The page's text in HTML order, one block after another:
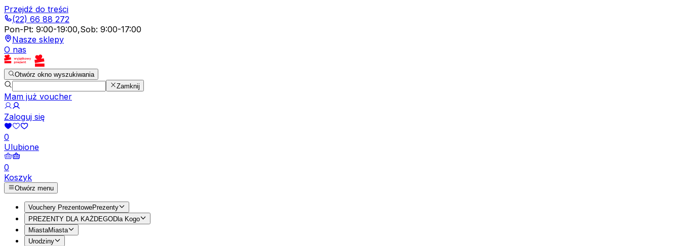
Przejdź do treści
(22) 66 88 272
Pon-Pt: 9:00-19:00,Sob: 9:00-17:00
Nasze sklepy
O nas
Otwórz okno wyszukiwania
Zamknij
Mam już voucher
Zaloguj się
0
Ulubione
0
Koszyk
Otwórz menu
Vouchery PrezentowePrezenty
PREZENTY DLA KAŻDEGODla Kogo
MiastaMiasta
Urodziny